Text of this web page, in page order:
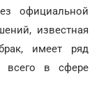
официальной
известная
имеет ряд
всего в сфере